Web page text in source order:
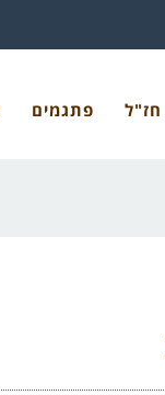
חז"ל פתגמים